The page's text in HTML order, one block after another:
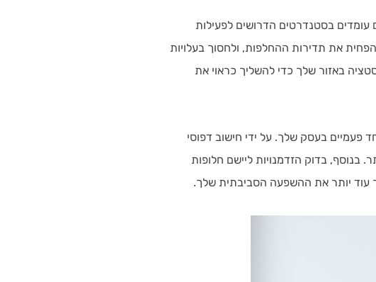
בסטנדרטים הדרושים לפעילות
את תדירות ההחלפות, ולחסוך בעלויות
באזור שלך כדי להשליך כראוי את
פעמיים בעסק שלך. על ידי חישוב דפוסי
בנוסף, בדוק הזדמנויות ליישם חלופות
עוד יותר את ההשפעה הסביבתית שלך.